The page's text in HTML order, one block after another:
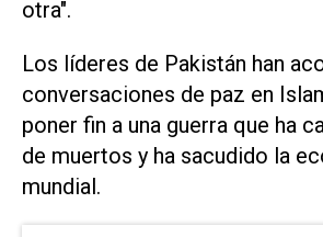
otra".
Los líderes de Pakistán han
conversaciones de paz en
poner fin a una guerra que ha
de muertos y ha sacudido la
mundial.